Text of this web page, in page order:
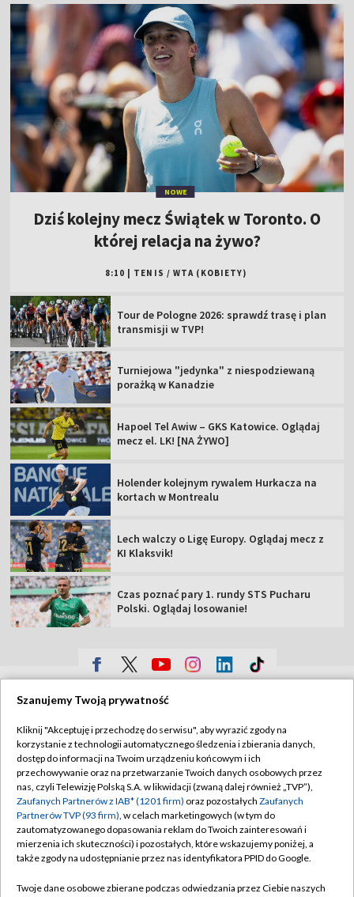
NOWE
Dziś kolejny mecz Świątek w Toronto. O
której relacja na żywo?
8:10 | TENIS / WTA (KOBIETY)
Tour de Pologne 2026: sprawdź trasę i plan
transmisji w TVP!
Turniejowa "jedynka" z niespodziewaną
porażką w Kanadzie
Hapoel Tel Awiw – GKS Katowice. Oglądaj
mecz el. LK! [NA ŻYWO]
Holender kolejnym rywalem Hurkacza na
kortach w Montrealu
Lech walczy o Ligę Europy. Oglądaj mecz z
KI Klaksvik!
Czas poznać pary 1. rundy STS Pucharu
Polski. Oglądaj losowanie!
Sklep TVP
Biuro Reklamy
Oferta Handlowa
Telegazeta ogłoszenia
Emisja w TVP
Polityka prywatności
Moje zgody
Biuro reklamy
Kontakt
Szanujemy Twoją prywatność
Kliknij "Akceptuję i przechodzę do serwisu", aby wyrazić zgody na
korzystanie z technologii automatycznego śledzenia i zbierania danych,
dostęp do informacji na Twoim urządzeniu końcowym i ich
przechowywanie oraz na przetwarzanie Twoich danych osobowych przez
nas, czyli Telewizję Polską S.A. w likwidacji (zwaną dalej również „TVP”),
Zaufanych Partnerów z IAB* (1201 firm) oraz pozostałych Zaufanych
Partnerów TVP (93 firm), w celach marketingowych (w tym do
zautomatyzowanego dopasowania reklam do Twoich zainteresowań i
mierzenia ich skuteczności) i pozostałych, które wskazujemy poniżej, a
także zgody na udostępnianie przez nas identyfikatora PPID do Google.
Twoje dane osobowe zbierane podczas odwiedzania przez Ciebie naszych